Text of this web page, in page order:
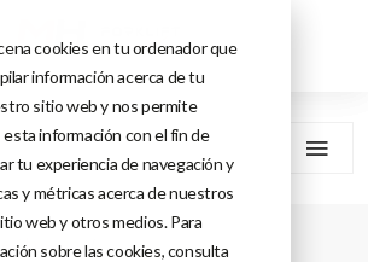
cookies en tu ordenador que
información acerca de tu
sitio web y nos permite
información con el fin de
tu experiencia de navegación y
y métricas acerca de nuestros
web y otros medios. Para
sobre las cookies, consulta
Almacén Preparador De Pedidos